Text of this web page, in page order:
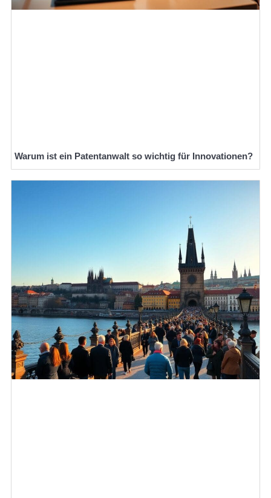
Warum ist ein Patentanwalt so wichtig für Innovationen?